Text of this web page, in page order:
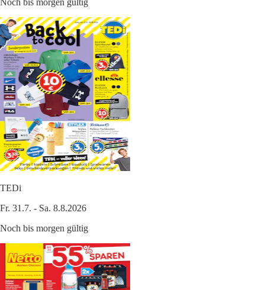
Noch bis morgen gültig
TEDi
Fr. 31.7. - Sa. 8.8.2026
Noch bis morgen gültig